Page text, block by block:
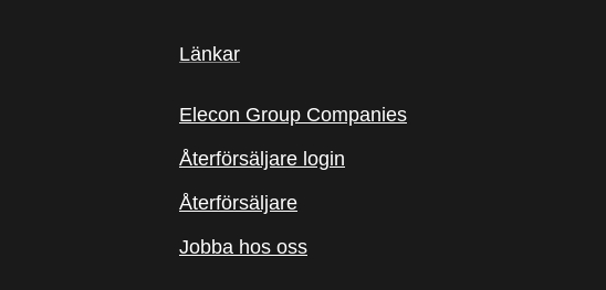
Länkar
Elecon Group Companies
Återförsäljare login
Återförsäljare
Jobba hos oss